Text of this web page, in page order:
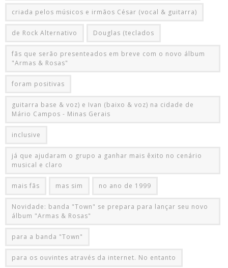
criada pelos músicos e irmãos César (vocal & guitarra)
de Rock Alternativo Douglas (teclados
fãs que serão presenteados em breve com o novo álbum
"Armas & Rosas"
foram positivas
guitarra base & voz) e Ivan (baixo & voz) na cidade de
Mário Campos - Minas Gerais
inclusive
já que ajudaram o grupo a ganhar mais êxito no cenário
musical e claro
mais fãs mas sim no ano de 1999
Novidade: banda "Town" se prepara para lançar seu novo
álbum "Armas & Rosas"
para a banda "Town"
para os ouvintes através da internet. No entanto